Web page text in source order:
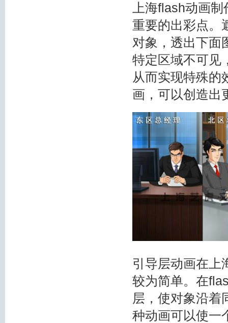
上海flash动画
重要的出彩点。
对象，透出下面
特定区域不可见
从而实现特殊的
画，可以创造出
引导层动画在上
较为简单。在
层，使对象沿着
种动画可以使一